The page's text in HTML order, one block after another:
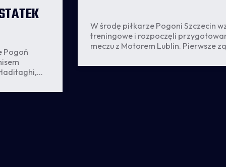
Pogoń
W środę piłkarze Pogoni Szczecin
treningowe i rozpoczęli
meczu z Motorem Lublin. Pierwsze
Willen.